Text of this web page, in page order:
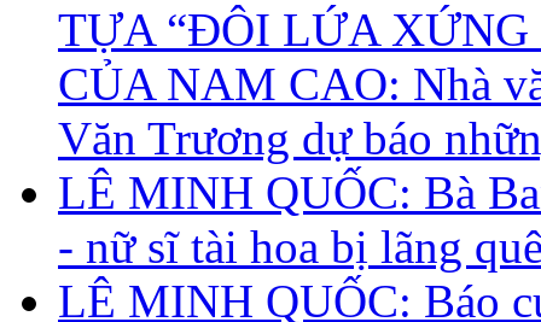
TỰA “ĐÔI LỨA XỨNG
CỦA NAM CAO: Nhà
Văn Trương dự báo
LÊ MINH QUỐC: Bà
- nữ sĩ tài hoa bị lãng
LÊ MINH QUỐC: Báo